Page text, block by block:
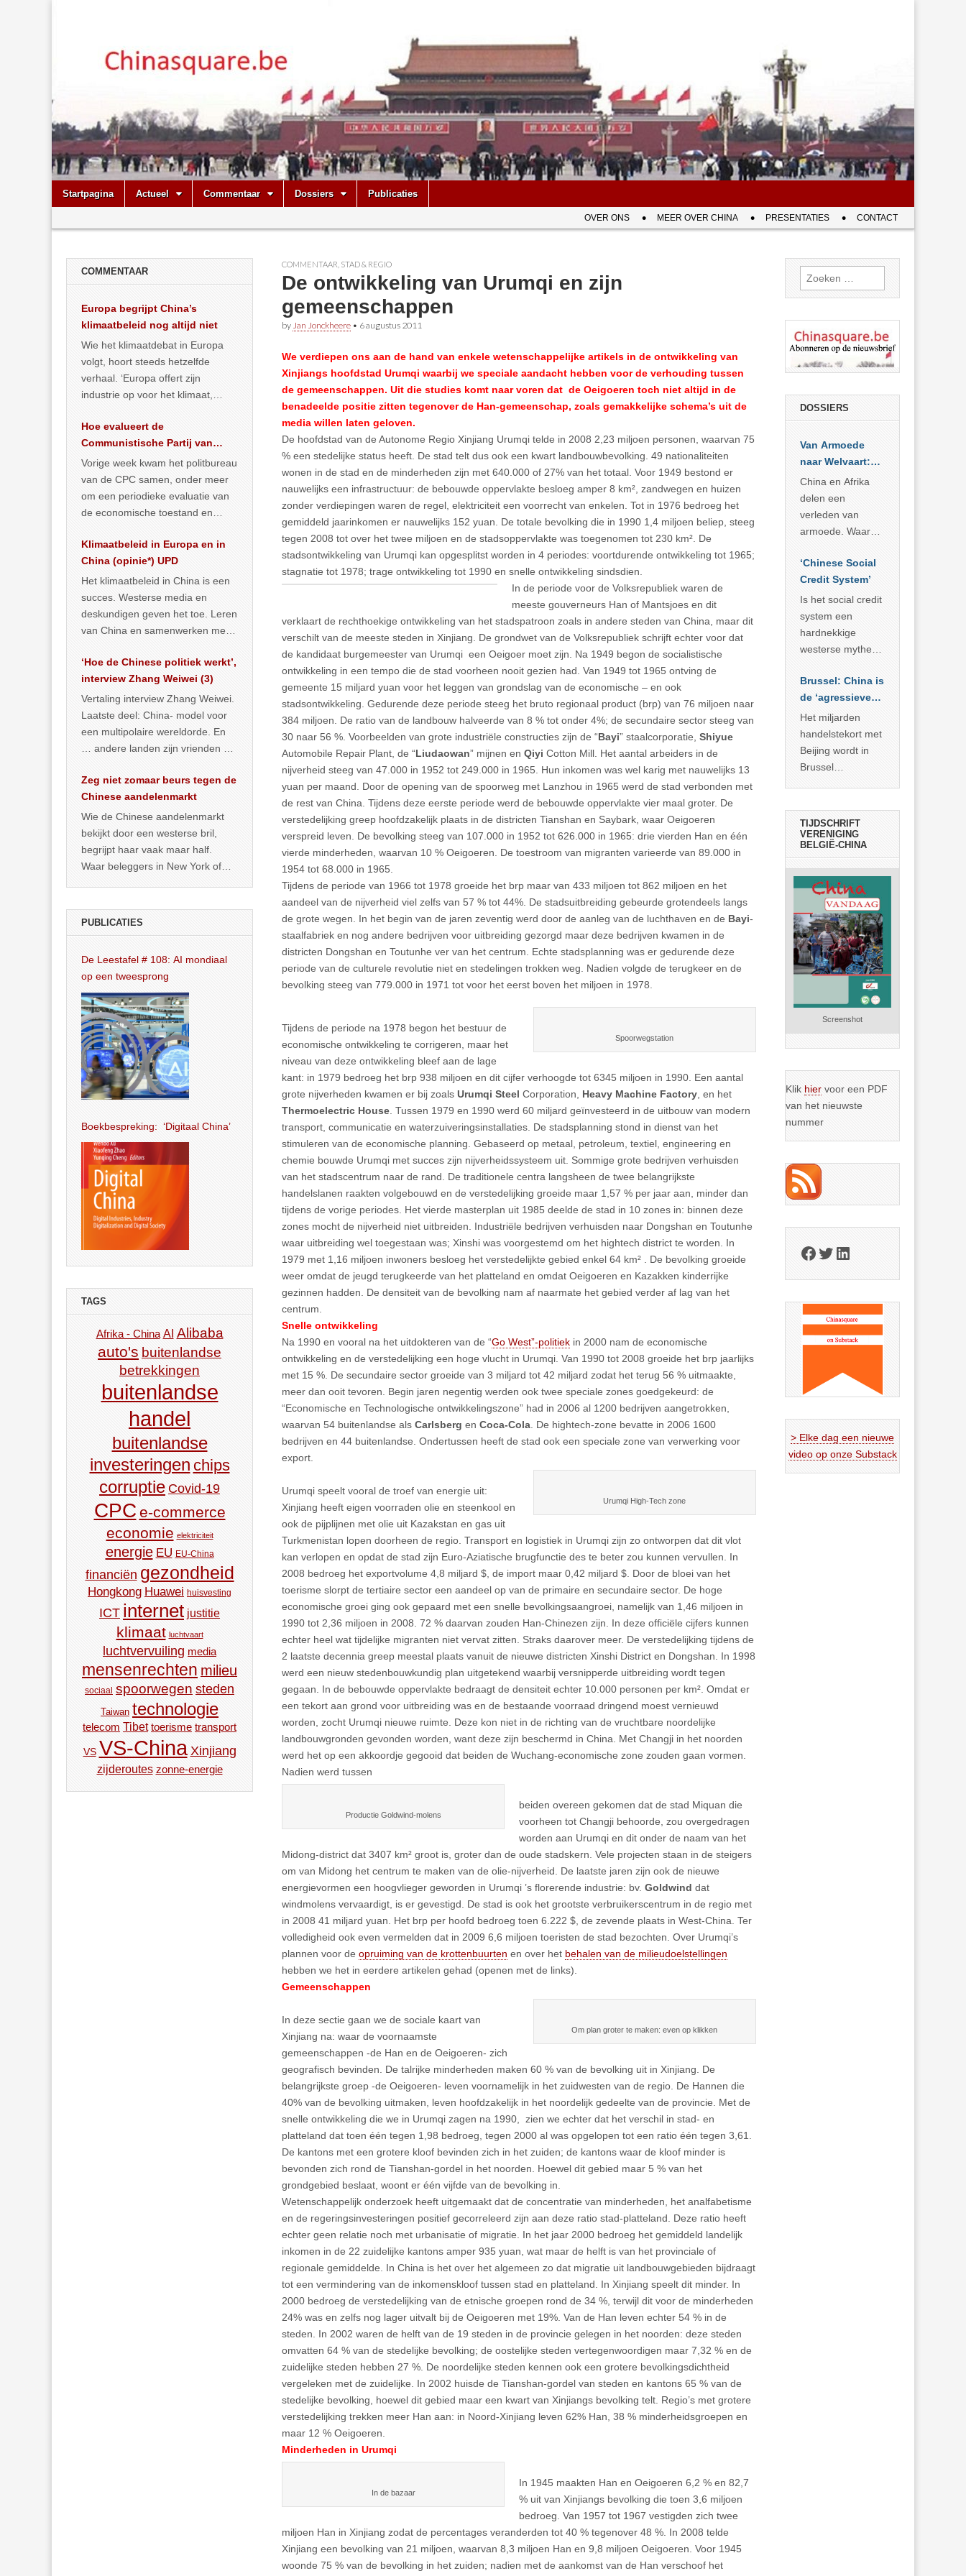
Chinasquare.be
Main
menu
Skip
Startpagina Actueel Commentaar Dossiers Publicaties
menu
OVER ONS MEER OVER CHINA PRESENTATIES CONTACT
COMMENTAAR STAD & REGIO
De ontwikkeling van Urumqi en zijn
gemeenschappen
by Jan Jonckheere • 6 augustus 2011
We verdiepen ons aan de hand van enkele wetenschappelijke artikels in de ontwikkeling van
Xinjiangs hoofdstad Urumqi waarbij we speciale aandacht hebben voor de verhouding tussen
de gemeenschappen. Uit die studies komt naar voren dat de Oeigoeren toch niet altijd in de
benadeelde positie zitten tegenover de Han-gemeenschap, zoals gemakkelijke schema’s uit de
media willen laten geloven.
De hoofdstad van de Autonome Regio Xinjiang Urumqi telde in 2008 2,23 miljoen personen, waarvan 75
% een stedelijke status heeft. De stad telt dus ook een kwart landbouwbevolking. 49 nationaliteiten
wonen in de stad en de minderheden zijn met 640.000 of 27% van het totaal. Voor 1949 bestond er
nauwelijks een infrastructuur: de bebouwde oppervlakte besloeg amper 8 km², zandwegen en huizen
zonder verdiepingen waren de regel, elektriciteit een voorrecht van enkelen. Tot in 1976 bedroeg het
gemiddeld jaarinkomen er nauwelijks 152 yuan. De totale bevolking die in 1990 1,4 miljoen beliep, steeg
tegen 2008 tot over het twee miljoen en de stadsoppervlakte was toegenomen tot 230 km². De
stadsontwikkeling van Urumqi kan opgesplitst worden in 4 periodes: voortdurende ontwikkeling tot 1965;
stagnatie tot 1978; trage ontwikkeling tot 1990 en snelle ontwikkeling sindsdien.
In de periode voor de Volksrepubliek waren de
meeste gouverneurs Han of Mantsjoes en dit
verklaart de rechthoekige ontwikkeling van het stadspatroon zoals in andere steden van China, maar dit
verschilt van de meeste steden in Xinjiang. De grondwet van de Volksrepubliek schrijft echter voor dat
de kandidaat burgemeester van Urumqi een Oeigoer moet zijn. Na 1949 begon de socialistische
ontwikkeling in een tempo die de stad voorheen nooit gezien had. Van 1949 tot 1965 ontving de
gemeente 15 miljard yuan voor het leggen van grondslag van de economische – en ook
stadsontwikkeling. Gedurende deze periode steeg het bruto regionaal product (brp) van 76 miljoen naar
384 miljoen. De ratio van de landbouw halveerde van 8 % tot onder 4%; de secundaire sector steeg van
30 naar 56 %. Voorbeelden van grote industriële constructies zijn de “Bayi” staalcorporatie, Shiyue
Automobile Repair Plant, de “Liudaowan” mijnen en Qiyi Cotton Mill. Het aantal arbeiders in de
nijverheid steeg van 47.000 in 1952 tot 249.000 in 1965. Hun inkomen was wel karig met nauwelijks 13
yuan per maand. Door de opening van de spoorweg met Lanzhou in 1965 werd de stad verbonden met
de rest van China. Tijdens deze eerste periode werd de bebouwde oppervlakte vier maal groter. De
verstedelijking greep hoofdzakelijk plaats in de districten Tianshan en Saybark, waar Oeigoeren
verspreid leven. De bevolking steeg van 107.000 in 1952 tot 626.000 in 1965: drie vierden Han en één
vierde minderheden, waarvan 10 % Oeigoeren. De toestroom van migranten varieerde van 89.000 in
1954 tot 68.000 in 1965.
Tijdens de periode van 1966 tot 1978 groeide het brp maar van 433 miljoen tot 862 miljoen en het
aandeel van de nijverheid viel zelfs van 57 % tot 44%. De stadsuitbreiding gebeurde grotendeels langs
de grote wegen. In het begin van de jaren zeventig werd door de aanleg van de luchthaven en de Bayi-
staalfabriek en nog andere bedrijven voor uitbreiding gezorgd maar deze bedrijven kwamen in de
districten Dongshan en Toutunhe ver van het centrum. Echte stadsplanning was er gedurende deze
periode van de culturele revolutie niet en stedelingen trokken weg. Nadien volgde de terugkeer en de
bevolking steeg van 779.000 in 1971 tot voor het eerst boven het miljoen in 1978.
Spoorwegstation
Tijdens de periode na 1978 begon het bestuur de
economische ontwikkeling te corrigeren, maar het
niveau van deze ontwikkeling bleef aan de lage
kant: in 1979 bedroeg het brp 938 miljoen en dit cijfer verhoogde tot 6345 miljoen in 1990. Een aantal
grote nijverheden kwamen er bij zoals Urumqi Steel Corporation, Heavy Machine Factory , en het
Thermoelectric House . Tussen 1979 en 1990 werd 60 miljard geïnvesteerd in de uitbouw van modern
transport, communicatie en waterzuiveringsinstallaties. De stadsplanning stond in dienst van het
stimuleren van de economische planning. Gebaseerd op metaal, petroleum, textiel, engineering en
chemie bouwde Urumqi met succes zijn nijverheidssysteem uit. Sommige grote bedrijven verhuisden
van het stadscentrum naar de rand. De traditionele centra langsheen de twee belangrijkste
handelslanen raakten volgebouwd en de verstedelijking groeide maar 1,57 % per jaar aan, minder dan
tijdens de vorige periodes. Het vierde masterplan uit 1985 deelde de stad in 10 zones in: binnen deze
zones mocht de nijverheid niet uitbreiden. Industriële bedrijven verhuisden naar Dongshan en Toutunhe
waar uitbreiding wel toegestaan was; Xinshi was voorgestemd om het hightech district te worden. In
1979 met 1,16 miljoen inwoners besloeg het verstedelijkte gebied enkel 64 km² . De bevolking groeide
weer omdat de jeugd terugkeerde van het platteland en omdat Oeigoeren en Kazakken kinderrijke
gezinnen hadden. De densiteit van de bevolking nam af naarmate het gebied verder af lag van het
centrum.
Snelle ontwikkeling
Na 1990 en vooral na het uitdokteren van de “Go West”-politiek in 2000 nam de economische
ontwikkeling en de verstedelijking een hoge vlucht in Urumqi. Van 1990 tot 2008 groeide het brp jaarlijks
met 15 %. De secundaire sector groeide van 3 miljard tot 42 miljard zodat het terug 56 % uitmaakte,
meer dan ooit tevoren. Begin jaren negentig werden ook twee speciale zones goedgekeurd: de
“Economische en Technologische ontwikkelingszone” had in 2006 al 1200 bedrijven aangetrokken,
waarvan 54 buitenlandse als Carlsberg en Coca-Cola . De hightech-zone bevatte in 2006 1600
bedrijven en 44 buitenlandse. Ondertussen heeft de stad ook een speciale zone van verwerking voor
export.
Urumqi High-Tech zone
Urumqi speelt vooral de troef van energie uit:
Xinjiang heeft eigen voorraden olie en steenkool en
ook de pijplijnen met olie uit Kazakstan en gas uit
Turkmenistan lopen doorheen de regio. Transport en logistiek in Urumqi zijn zo ontworpen dat dit vlot
kan verlopen en opdat de stad zijn Euro-Aziatische brugfunctie des te beter zou kunnen vervullen. In
2008 bedroeg het exportvolume 4,8 miljard $, de import maar 0,42 miljard $. Door de bloei van het
toerisme slorpt de tertiaire sector een aandeel op van de primaire en secundaire sector. De hoge
economische groei ging ook gepaard met een snelle bevolkingsaangroei, namelijk van 1,46 miljoen in
1990 tot 2,36 miljoen in 2008. 72 % daarvan zouden Han-Chinezen zijn. In deze officiële cijfers kunnen
echter heel wat tijdelijke migranten niet vervat zitten. Straks daarover meer. De verstedelijking tijdens de
2 laatste decennia greep meestal plaats vanuit de nieuwe districten Xinshi District en Dongshan. In 1998
werd een nieuw stedenbouwkundig plan uitgetekend waarbij versnipperde uitbreiding wordt tegen
gegaan. In de bebouwde oppervlakte bedraagt de densiteit echter 10.000 personen per km². Omdat er
een tekort aan grond voor uitbreiding was en de bestaande voorraad dringend moest vernieuwd
worden, zocht Urumqi nieuwe ruimte. Deze kon niet in de richting van de vruchtbare noordelijke
landbouwgronden gevonden worden, want deze zijn beschermd in China. Met Changji in het noorden
werd het op een akkoordje gegooid dat beiden de Wuchang-economische zone zouden gaan vormen.
Nadien werd tussen
Productie Goldwind-molens
beiden overeen gekomen dat de stad Miquan die
voorheen tot Changji behoorde, zou overgedragen
worden aan Urumqi en dit onder de naam van het
Midong-district dat 3407 km² groot is, groter dan de oude stadskern. Vele projecten staan in de steigers
om van Midong het centrum te maken van de olie-nijverheid. De laatste jaren zijn ook de nieuwe
energievormen een hoogvlieger geworden in Urumqi ’s florerende industrie: bv. Goldwind dat
windmolens vervaardigt, is er gevestigd. De stad is ook het grootste verbruikerscentrum in de regio met
in 2008 41 miljard yuan. Het brp per hoofd bedroeg toen 6.222 $, de zevende plaats in West-China. Ter
volledigheid ook even vermelden dat in 2009 6,6 miljoen toeristen de stad bezochten. Over Urumqi’s
plannen voor de opruiming van de krottenbuurten en over het behalen van de milieudoelstellingen
hebben we het in eerdere artikelen gehad (openen met de links).
Gemeenschappen
Om plan groter te maken: even op klikken
In deze sectie gaan we de sociale kaart van
Xinjiang na: waar de voornaamste
gemeenschappen -de Han en de Oeigoeren- zich
geografisch bevinden. De talrijke minderheden maken 60 % van de bevolking uit in Xinjiang. De
belangrijkste groep -de Oeigoeren- leven voornamelijk in het zuidwesten van de regio. De Hannen die
40% van de bevolking uitmaken, leven hoofdzakelijk in het noordelijk gedeelte van de provincie. Met de
snelle ontwikkeling die we in Urumqi zagen na 1990, zien we echter dat het verschil in stad- en
platteland dat toen één tegen 1,98 bedroeg, tegen 2000 al was opgelopen tot een ratio één tegen 3,61.
De kantons met een grotere kloof bevinden zich in het zuiden; de kantons waar de kloof minder is
bevonden zich rond de Tianshan-gordel in het noorden. Hoewel dit gebied maar 5 % van het
grondgebied beslaat, woont er één vijfde van de bevolking in.
Wetenschappelijk onderzoek heeft uitgemaakt dat de concentratie van minderheden, het analfabetisme
en de regeringsinvesteringen positief gecorreleerd zijn aan deze ratio stad-platteland. Deze ratio heeft
echter geen relatie noch met urbanisatie of migratie. In het jaar 2000 bedroeg het gemiddeld landelijk
inkomen in de 22 zuidelijke kantons amper 935 yuan, wat maar de helft is van het provinciale of
regionale gemiddelde. In China is het over het algemeen zo dat migratie uit landbouwgebieden bijdraagt
tot een vermindering van de inkomenskloof tussen stad en platteland. In Xinjiang speelt dit minder. In
2000 bedroeg de verstedelijking van de etnische groepen rond de 34 %, terwijl dit voor de minderheden
24% was en zelfs nog lager uitvalt bij de Oeigoeren met 19%. Van de Han leven echter 54 % in de
steden. In 2002 waren de helft van de 19 steden in de provincie gelegen in het noorden: deze steden
omvatten 64 % van de stedelijke bevolking; de oostelijke steden vertegenwoordigen maar 7,32 % en de
zuidelijke steden hebben 27 %. De noordelijke steden kennen ook een grotere bevolkingsdichtheid
vergeleken met de zuidelijke. In 2002 huisde de Tianshan-gordel van steden en kantons 65 % van de
stedelijke bevolking, hoewel dit gebied maar een kwart van Xinjiangs bevolking telt. Regio’s met grotere
verstedelijking trekken meer Han aan: in Noord-Xinjiang leven 62% Han, 38 % minderheidsgroepen en
maar 12 % Oeigoeren.
Minderheden in Urumqi
In de bazaar
In 1945 maakten Han en Oeigoeren 6,2 % en 82,7
% uit van Xinjiangs bevolking die toen 3,6 miljoen
bedroeg. Van 1957 tot 1967 vestigden zich twee
miljoen Han in Xinjiang zodat de percentages veranderden tot 40 % tegenover 48 %. In 2008 telde
Xinjiang een bevolking van 21 miljoen, waarvan 8,3 miljoen Han en 9,8 miljoen Oeigoeren. Voor 1945
woonde 75 % van de bevolking in het zuiden; nadien met de aankomst van de Han verschoof het
COMMENTAAR
Europa begrijpt China’s
klimaatbeleid nog altijd niet
Wie het klimaatdebat in Europa
volgt, hoort steeds hetzelfde
verhaal. ‘Europa offert zijn
industrie op voor het klimaat,
vergroening… >> lees meer
Hoe evalueert de
Communistische Partij van
China de economische
situatie?
Vorige week kwam het politbureau
van de CPC samen, onder meer
om een periodieke evaluatie van
de economische toestand en
publiceerden… >> lees meer
Klimaatbeleid in Europa en in
China (opinie*) UPD
Het klimaatbeleid in China is een
succes. Westerse media en
deskundigen geven het toe. Leren
van China en samenwerken met
… >> lees meer
‘Hoe de Chinese politiek werkt’,
interview Zhang Weiwei (3)
Vertaling interview Zhang Weiwei.
Laatste deel: China- model voor
een multipolaire wereldorde. En
… andere landen zijn vrienden of
Zeg niet zomaar beurs tegen de
Chinese aandelenmarkt
Wie de Chinese aandelenmarkt
bekijkt door een westerse bril,
begrijpt haar vaak maar half.
Waar beleggers in New York of
PUBLICATIES
De Leestafel # 108: AI mondiaal
op een tweesprong
Boekbespreking: ‘Digitaal China’
TAGS
Afrika - China AI Alibaba
auto's buitenlandse
betrekkingen
buitenlandse
handel
buitenlandse
investeringen chips
corruptie Covid-19
CPC e-commerce
economie elektriciteit
energie EU EU-China
financiën gezondheid
Hongkong Huawei huisvesting
ICT internet justitie
klimaat luchtvaart
luchtvervuiling media
mensenrechten milieu
sociaal spoorwegen steden
Taiwan technologie
telecom Tibet toerisme transport
VS VS-China Xinjiang
zijderoutes zonne-energie
Zoeken
naar:
DOSSIERS
Van Armoede
naar Welvaart:
Wat Afrika kan
leren van
China’s
economisch
China en Afrika
delen een
verleden van
armoede. Waar
voorbije veertig
jaar in slaagde
meer dan 800
miljoen mensen
uit de armoede
… >> lees meer
‘Chinese Social
Credit System’
Is het social credit
system een
hardnekkige
westerse mythe of
realiteit in China?
Brussel: China is
de ‘agressieve
schuldige’
Het miljarden
handelstekort met
Beijing wordt in
Brussel
economische
agressie. In
werkelijkheid
verhult die
spectaculaire
rekensom vooral
de industriële
achterstand die
… >> lees meer
TIJDSCHRIFT
VERENIGING
BELGIË-CHINA
Screenshot
Klik hier voor een PDF
van het nieuwste
nummer
Facebook
Twitter
LinkedIn
> Elke dag een nieuwe
video op onze Substack